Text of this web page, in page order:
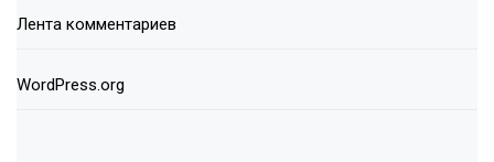
Лента комментариев
WordPress.org